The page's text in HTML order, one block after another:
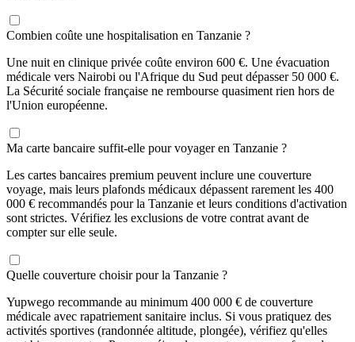
Combien coûte une hospitalisation en Tanzanie ?
Une nuit en clinique privée coûte environ 600 €. Une évacuation
médicale vers Nairobi ou l'Afrique du Sud peut dépasser 50 000 €.
La Sécurité sociale française ne rembourse quasiment rien hors de
l'Union européenne.
Ma carte bancaire suffit-elle pour voyager en Tanzanie ?
Les cartes bancaires premium peuvent inclure une couverture
voyage, mais leurs plafonds médicaux dépassent rarement les 400
000 € recommandés pour la Tanzanie et leurs conditions d'activation
sont strictes. Vérifiez les exclusions de votre contrat avant de
compter sur elle seule.
Quelle couverture choisir pour la Tanzanie ?
Yupwego recommande au minimum 400 000 € de couverture
médicale avec rapatriement sanitaire inclus. Si vous pratiquez des
activités sportives (randonnée altitude, plongée), vérifiez qu'elles